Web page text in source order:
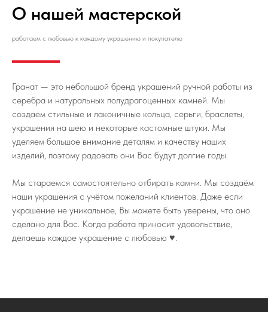
О нашей мастерской
работаем с любовью к каждому украшению и покупателю
Гранат — это небольшой бренд украшений ручной работы из
серебра и натуральных полудрагоценных камней. Мы
создаем стильные и лаконичные кольца, серьги, браслеты,
украшения на шею и некоторые кастомные штуки. Мы
уделяем большое внимание деталям и качеству наших
изделий, поэтому радовать они Вас будут долгие годы.
Мы стараемся самостоятельно отбирать камни. Мы создаём
наши украшения с учётом пожеланий клиентов. Даже если
украшение не уникальное, Вы можете быть уверены, что оно
сделано для Вас. Когда работа приносит удовольствие,
делаешь каждое украшение с любовью ♥️.